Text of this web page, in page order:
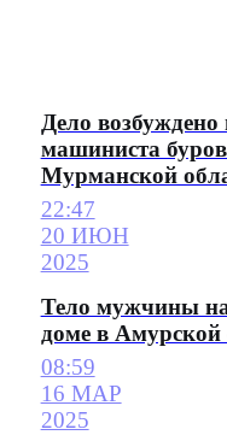
Дело возбуждено
машиниста
Мурманской
22:47
20 ИЮН
2025
Тело мужчины
доме в Амурской
08:59
16 МАР
2025